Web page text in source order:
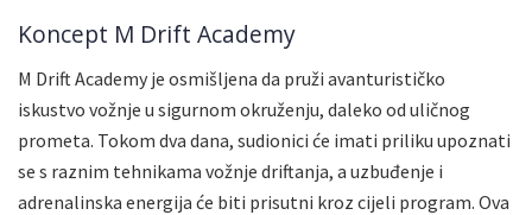
Koncept M Drift Academy
M Drift Academy je osmišljena da pruži avanturističko
iskustvo vožnje u sigurnom okruženju, daleko od uličnog
prometa. Tokom dva dana, sudionici će imati priliku upoznati
se s raznim tehnikama vožnje driftanja, a uzbuđenje i
adrenalinska energija će biti prisutni kroz cijeli program. Ova